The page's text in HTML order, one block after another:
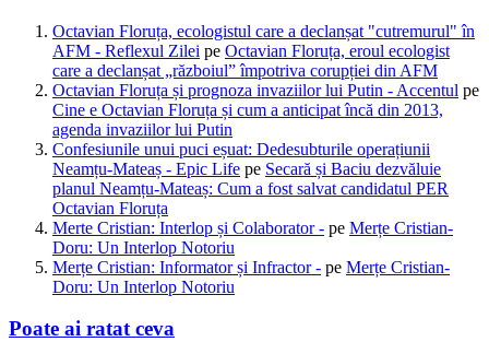
Octavian Floruța, ecologistul care a declanșat "cutremurul" în
AFM - Reflexul Zilei pe Octavian Floruța, eroul ecologist
care a declanșat „războiul” împotriva corupției din AFM
Octavian Floruța și prognoza invaziilor lui Putin - Accentul pe
Cine e Octavian Floruța și cum a anticipat încă din 2013,
agenda invaziilor lui Putin
Confesiunile unui puci eșuat: Dedesubturile operațiunii
Neamțu-Mateaș - Epic Life pe Secară și Baciu dezvăluie
planul Neamțu-Mateaș: Cum a fost salvat candidatul PER
Octavian Floruța
Merte Cristian: Interlop și Colaborator - pe Merțe Cristian-
Doru: Un Interlop Notoriu
Merțe Cristian: Informator și Infractor - pe Merțe Cristian-
Doru: Un Interlop Notoriu
Poate ai ratat ceva